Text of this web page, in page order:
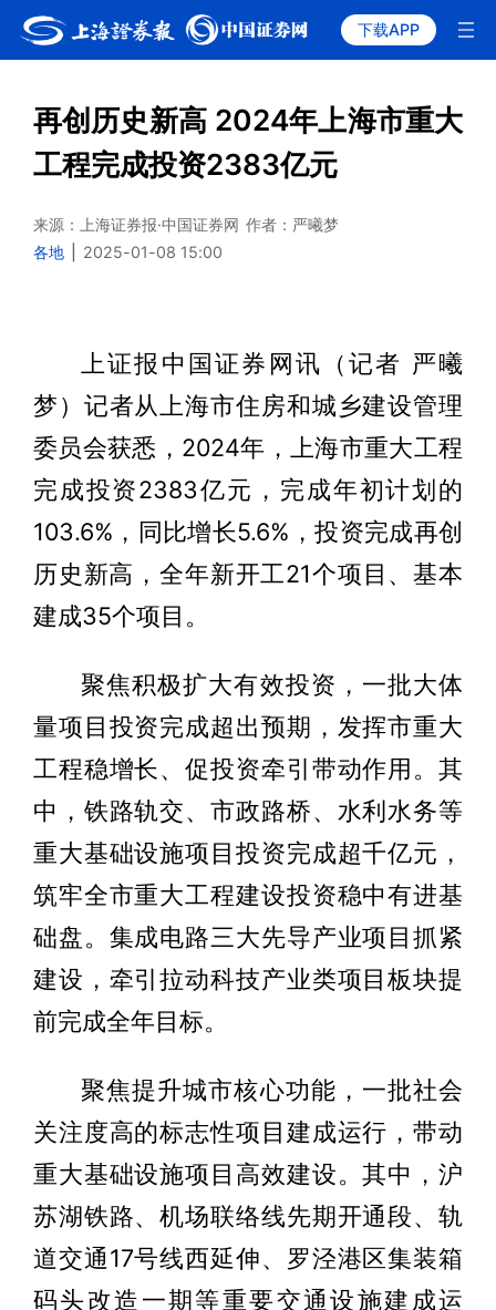
下载APP
再创历史新高 2024年上海市重大
工程完成投资2383亿元
来源：上海证券报·中国证券网 作者：严曦梦
各地
2025-01-08 15:00
上证报中国证券网讯（记者 严曦
梦）记者从上海市住房和城乡建设管理
委员会获悉，2024年，上海市重大工程
完成投资2383亿元，完成年初计划的
103.6%，同比增长5.6%，投资完成再创
历史新高，全年新开工21个项目、基本
建成35个项目。
聚焦积极扩大有效投资，一批大体
量项目投资完成超出预期，发挥市重大
工程稳增长、促投资牵引带动作用。其
中，铁路轨交、市政路桥、水利水务等
重大基础设施项目投资完成超千亿元，
筑牢全市重大工程建设投资稳中有进基
础盘。集成电路三大先导产业项目抓紧
建设，牵引拉动科技产业类项目板块提
前完成全年目标。
聚焦提升城市核心功能，一批社会
关注度高的标志性项目建成运行，带动
重大基础设施项目高效建设。其中，沪
苏湖铁路、机场联络线先期开通段、轨
道交通17号线西延伸、罗泾港区集装箱
码头改造一期等重要交通设施建成运